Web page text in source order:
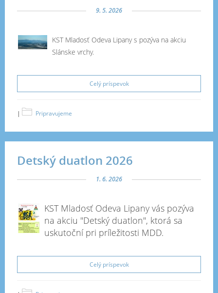
9. 5. 2026
KST Mladosť Odeva Lipany s pozýva na akciu
Slánske vrchy.
Celý príspevok
| Pripravujeme
Detský duatlon 2026
1. 6. 2026
KST Mladosť Odeva Lipany vás pozýva
na akciu "Detský duatlon", ktorá sa
uskutoční pri príležitosti MDD.
Celý príspevok